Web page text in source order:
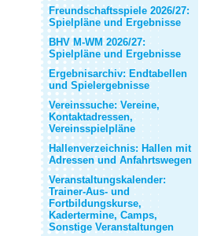
Freundschaftsspiele 2026/27:
Spielpläne und Ergebnisse
BHV M-WM 2026/27:
Spielpläne und Ergebnisse
Ergebnisarchiv: Endtabellen
und Spielergebnisse
Vereinssuche: Vereine,
Kontaktadressen,
Vereinsspielpläne
Hallenverzeichnis: Hallen mit
Adressen und Anfahrtswegen
Veranstaltungskalender:
Trainer-Aus- und
Fortbildungskurse,
Kadertermine, Camps,
Sonstige Veranstaltungen